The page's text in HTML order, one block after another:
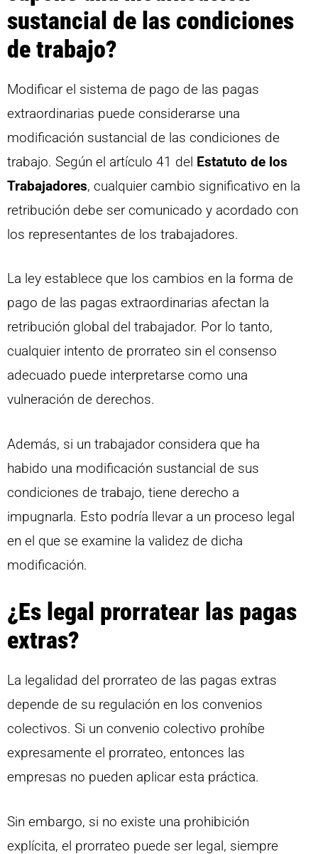
sustancial de las condiciones
de trabajo?
Modificar el sistema de pago de las pagas
extraordinarias puede considerarse una
modificación sustancial de las condiciones de
trabajo. Según el artículo 41 del Estatuto de los
Trabajadores, cualquier cambio significativo en la
retribución debe ser comunicado y acordado con
los representantes de los trabajadores.
La ley establece que los cambios en la forma de
pago de las pagas extraordinarias afectan la
retribución global del trabajador. Por lo tanto,
cualquier intento de prorrateo sin el consenso
adecuado puede interpretarse como una
vulneración de derechos.
Además, si un trabajador considera que ha
habido una modificación sustancial de sus
condiciones de trabajo, tiene derecho a
impugnarla. Esto podría llevar a un proceso legal
en el que se examine la validez de dicha
modificación.
¿Es legal prorratear las pagas
extras?
La legalidad del prorrateo de las pagas extras
depende de su regulación en los convenios
colectivos. Si un convenio colectivo prohíbe
expresamente el prorrateo, entonces las
empresas no pueden aplicar esta práctica.
Sin embargo, si no existe una prohibición
explícita, el prorrateo puede ser legal, siempre